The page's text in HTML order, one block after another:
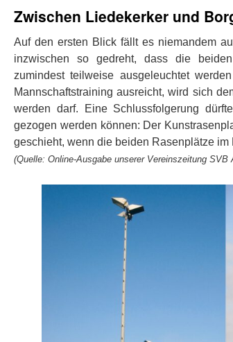
Zwischen Liedekerker und
Auf den ersten Blick fällt es niemandem
inzwischen so gedreht, dass die
zumindest teilweise ausgeleuchtet
Mannschaftstraining ausreicht, wird sich
werden darf. Eine Schlussfolgerung
gezogen werden können: Der
geschieht, wenn die beiden Rasenplätze
(Quelle: Online-Ausgabe unserer Vereinszeitung SVB